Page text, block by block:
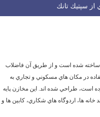
از سپتيك تانك
ساخته شده است و از طريق آن فاضلاب
در مكان هاي مسكوني و تجاري به
است، طراحي شده اند. اين مخازن پايه
ها، اردوگاه هاي شكاري، كابين ها و